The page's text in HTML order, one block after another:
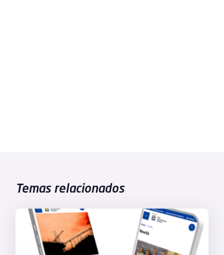
Temas relacionados